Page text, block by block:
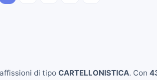
di tipo CARTELLONISTICA. Con